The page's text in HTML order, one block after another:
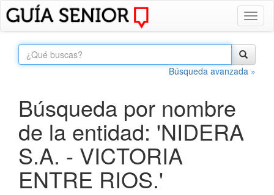
Búsqueda avanzada »
Búsqueda por nombre
de la entidad: 'NIDERA
S.A. - VICTORIA
ENTRE RIOS.'